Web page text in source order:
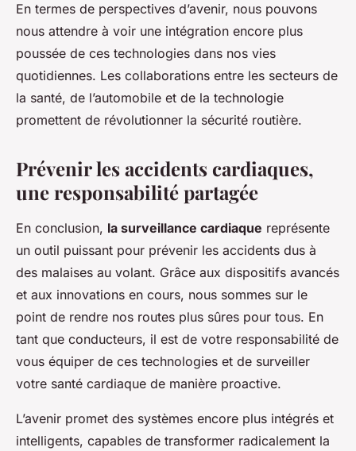
En termes de perspectives d’avenir, nous pouvons
nous attendre à voir une intégration encore plus
poussée de ces technologies dans nos vies
quotidiennes. Les collaborations entre les secteurs de
la santé, de l’automobile et de la technologie
promettent de révolutionner la sécurité routière.
Prévenir les accidents cardiaques,
une responsabilité partagée
En conclusion, la surveillance cardiaque représente
un outil puissant pour prévenir les accidents dus à
des malaises au volant. Grâce aux dispositifs avancés
et aux innovations en cours, nous sommes sur le
point de rendre nos routes plus sûres pour tous. En
tant que conducteurs, il est de votre responsabilité de
vous équiper de ces technologies et de surveiller
votre santé cardiaque de manière proactive.
L’avenir promet des systèmes encore plus intégrés et
intelligents, capables de transformer radicalement la